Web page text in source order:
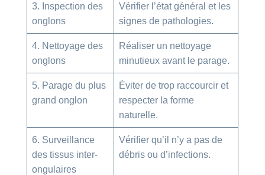
3. Inspection des
onglons
Vérifier l’état général et les
signes de pathologies.
4. Nettoyage des
onglons
Réaliser un nettoyage
minutieux avant le parage.
5. Parage du plus
grand onglon
Éviter de trop raccourcir et
respecter la forme
naturelle.
6. Surveillance
des tissus inter-
ongulaires
Vérifier qu’il n’y a pas de
débris ou d’infections.